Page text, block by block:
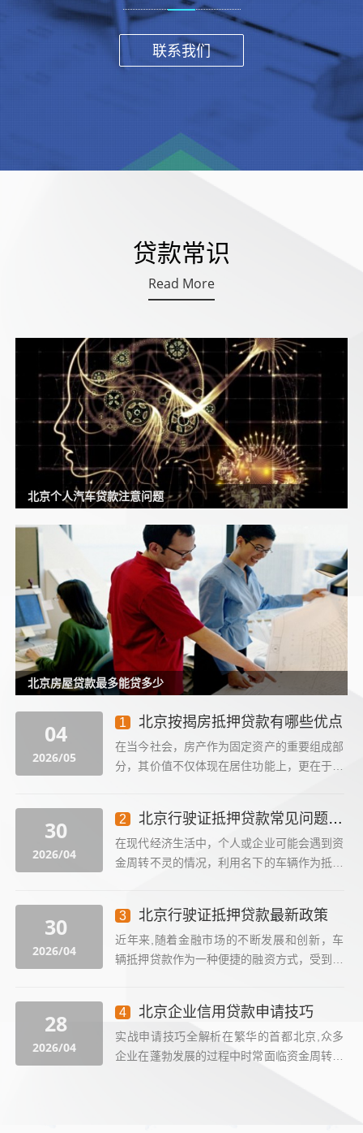
联系我们
贷款常识
Read More
北京个人汽车贷款注意问题
北京房屋贷款最多能贷多少
04
2026/05
1 北京按揭房抵押贷款有哪些优点
在当今社会，房产作为固定资产的重要组成部
分，其价值不仅体现在居住功能上，更在于其
贷款成为了许多人...
30
2026/04
2 北京行驶证抵押贷款常见问题有哪些
在现代经济生活中，个人或企业可能会遇到资
金周转不灵的情况，利用名下的车辆作为抵押
的车主而言，通过...
30
2026/04
3 北京行驶证抵押贷款最新政策
近年来,随着金融市场的不断发展和创新，车
辆抵押贷款作为一种便捷的融资方式，受到了
征，更在关键时刻能...
28
2026/04
4 北京企业信用贷款申请技巧
实战申请技巧全解析在繁华的首都北京,众多
企业在蓬勃发展的过程中时常面临资金周转的